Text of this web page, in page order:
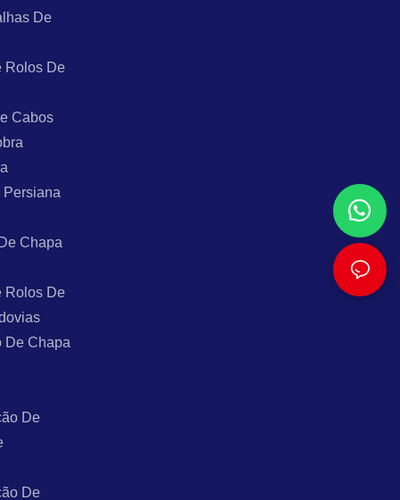
De
Rolos De
Cabos
Persiana
Chapa
Rolos De
De Chapa
De
De